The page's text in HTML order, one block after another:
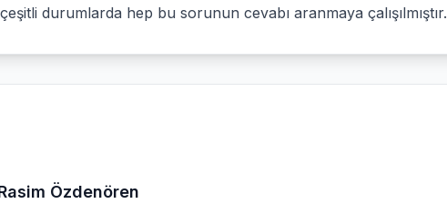
durumlarda hep bu sorunun cevabı aranmaya çalışılmıştır.
Özdenören